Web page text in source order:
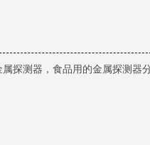
探测器，食品用的金属探测器